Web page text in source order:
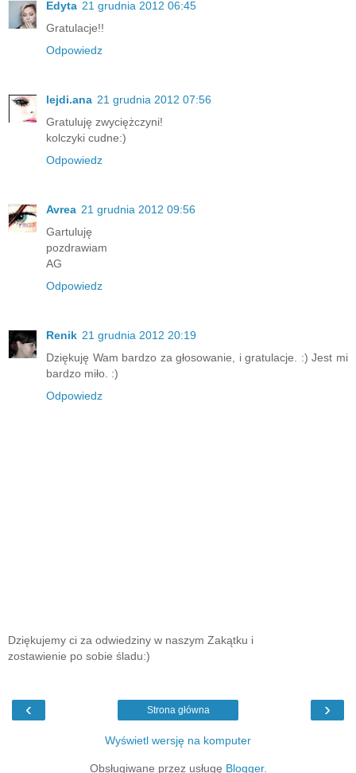
Edyta 21 grudnia 2012 06:45
Gratulacje!!
Odpowiedz
lejdi.ana 21 grudnia 2012 07:56
Gratuluję zwyciężczyni!
kolczyki cudne:)
Odpowiedz
Avrea 21 grudnia 2012 09:56
Gartuluję
pozdrawiam
AG
Odpowiedz
Renik 21 grudnia 2012 20:19
Dziękuję Wam bardzo za głosowanie, i gratulacje. :) Jest mi
bardzo miło. :)
Odpowiedz
Dziękujemy ci za odwiedziny w naszym Zakątku i
zostawienie po sobie śladu:)
‹ ›
Strona główna
Wyświetl wersję na komputer
Obsługiwane przez usługę Blogger.